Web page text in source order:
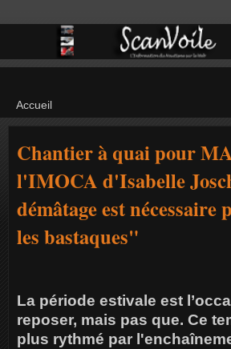
Chantier à quai pour
l'IMOCA d'Isabelle
démâtage est nécessaire
les bastaques"
La période estivale est
reposer, mais pas que. Ce
plus rythmé par